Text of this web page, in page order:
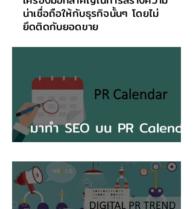
น่าเชื่อถือให้กับธุรกิจนั้นๆ โดยไม่
ยึดติดกับยอดขาย
มาทำ SEO บน PR Calendar
กันเถอะ